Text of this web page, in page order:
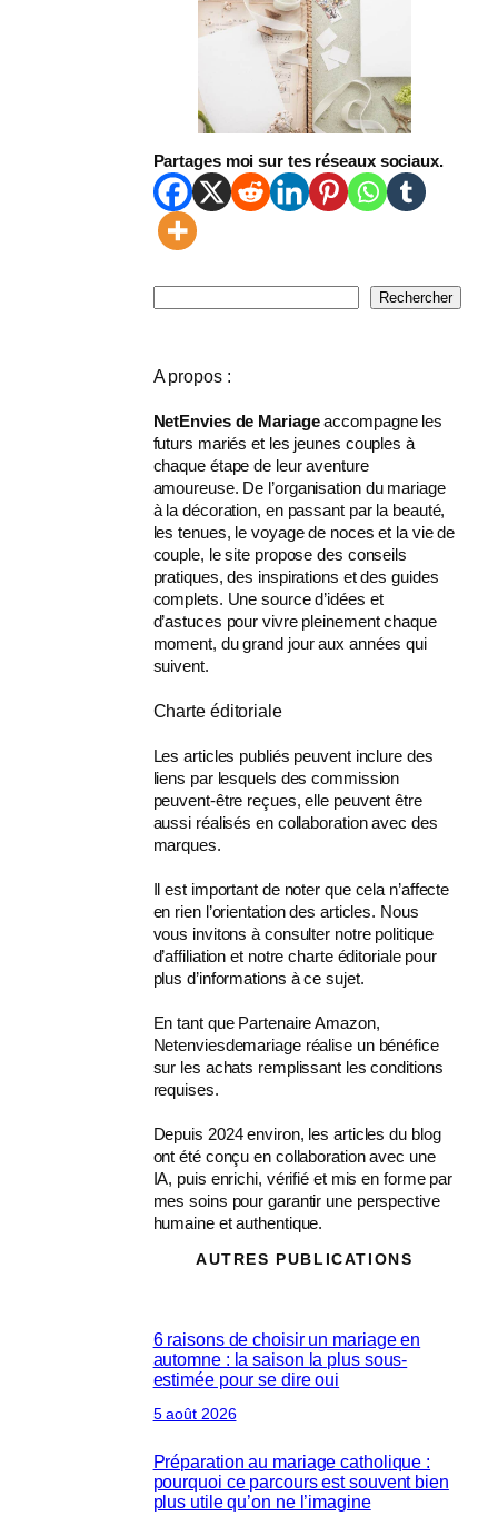
Partages moi sur tes réseaux sociaux.
e
c
h
e
r
Rechercher
A propos :
NetEnvies de Mariageaccompagne les
futurs mariés et les jeunes couples à
chaque étape de leur aventure
amoureuse. De l’organisation du mariage
à la décoration, en passant par la beauté,
les tenues, le voyage de noces et la vie de
couple, le site propose des conseils
pratiques, des inspirations et des guides
complets. Une source d’idées et
d’astuces pour vivre pleinement chaque
moment, du grand jour aux années qui
suivent.
Charte éditoriale
Les articles publiés peuvent inclure des
liens par lesquels des commission
peuvent-être reçues, elle peuvent être
aussi réalisés en collaboration avec des
marques.
Il est important de noter que cela n’affecte
en rien l’orientation des articles. Nous
vous invitons à consulter notre politique
d’affiliation et notre charte éditoriale pour
plus d’informations à ce sujet.
En tant que Partenaire Amazon,
Netenviesdemariage réalise un bénéfice
sur les achats remplissant les conditions
requises.
Depuis 2024 environ, les articles du blog
ont été conçu en collaboration avec une
IA, puis enrichi, vérifié et mis en forme par
mes soins pour garantir une perspective
humaine et authentique.
AUTRES PUBLICATIONS
6 raisons de choisir un mariage en
automne : la saison la plus sous-
estimée pour se dire oui
5 août 2026
Préparation au mariage catholique :
pourquoi ce parcours est souvent bien
plus utile qu’on ne l’imagine